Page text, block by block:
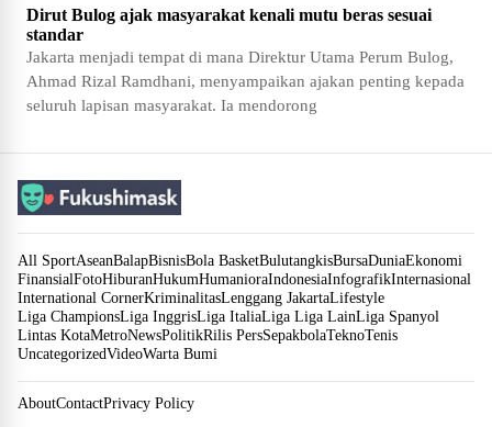
Dirut Bulog ajak masyarakat kenali mutu beras sesuai
standar
Jakarta menjadi tempat di mana Direktur Utama Perum Bulog,
Ahmad Rizal Ramdhani, menyampaikan ajakan penting kepada
seluruh lapisan masyarakat. Ia mendorong
All SportAseanBalapBisnisBola BasketBulutangkisBursaDuniaEkonomi
FinansialFotoHiburanHukumHumanioraIndonesiaInfografikInternasional
International CornerKriminalitasLenggang JakartaLifestyle
Liga ChampionsLiga InggrisLiga ItaliaLiga Liga LainLiga Spanyol
Lintas KotaMetroNewsPolitikRilis PersSepakbolaTeknoTenis
UncategorizedVideoWarta Bumi
AboutContactPrivacy Policy